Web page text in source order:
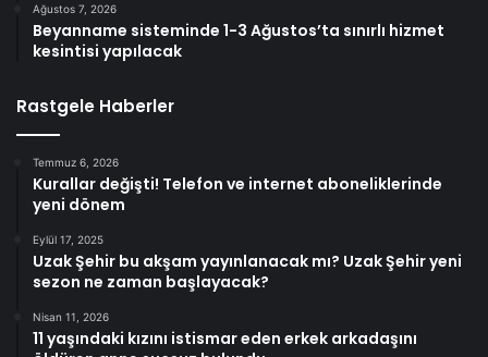
Ağustos 7, 2026
Beyanname sisteminde 1-3 Ağustos’ta sınırlı hizmet
kesintisi yapılacak
Rastgele Haberler
Temmuz 6, 2026
Kurallar değişti! Telefon ve internet aboneliklerinde
yeni dönem
Eylül 17, 2025
Uzak Şehir bu akşam yayınlanacak mı? Uzak Şehir yeni
sezon ne zaman başlayacak?
Nisan 11, 2026
11 yaşındaki kızını istismar eden erkek arkadaşını